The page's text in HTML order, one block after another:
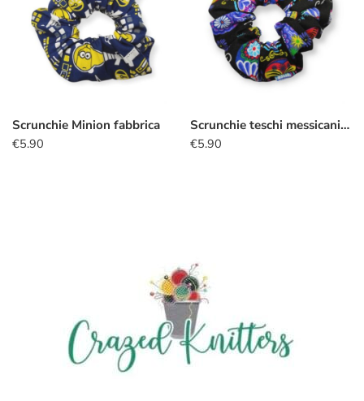
Scrunchie Minion fabbrica
€5.90
Scrunchie teschi messicani colorati
€5.90